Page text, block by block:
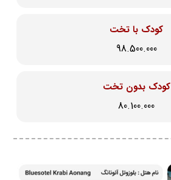
کودک با تخت
98.500.000
کودک بدون تخت
80.100.000